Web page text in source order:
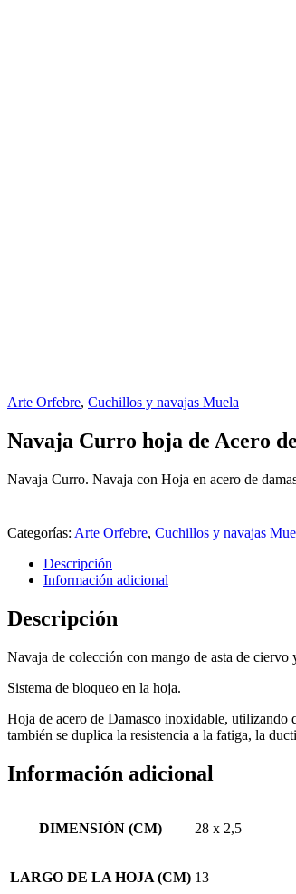
Arte Orfebre, Cuchillos y navajas Muela
Navaja Curro hoja de Acero
Navaja Curro. Navaja con Hoja en acero de
Categorías: Arte Orfebre, Cuchillos y navajas
Descripción
Información adicional
Descripción
Navaja de colección con mango de asta de ciervo
Sistema de bloqueo en la hoja.
Hoja de acero de Damasco inoxidable, utilizando
también se duplica la resistencia a la fatiga, la
Información adicional
DIMENSIÓN (CM) 28 x 2,5
LARGO DE LA HOJA (CM) 13